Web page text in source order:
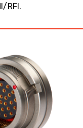
RFI.